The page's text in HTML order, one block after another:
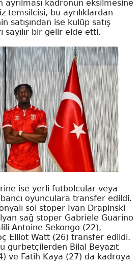
ayrılması kadronun eksilmesine
temsilcisi, bu ayrılıklardan
satışından ise kulüp satış
sayılır bir gelir elde etti.
ise yerli futbolcular veya
oyunculara transfer edildi.
sol stoper Ivan Drapinski
sağ stoper Gabriele Guarino
Antoine Sekongo (22),
Elliot Watt (26) transfer edildi.
gurbetçilerden Bilal Beyazıt
ve Fatih Kaya (27) da kadroya